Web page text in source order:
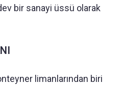
bir sanayi üssü olarak
limanlarından biri